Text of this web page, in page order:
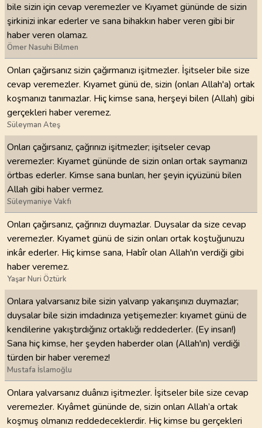
bile sizin için cevap veremezler ve Kıyamet gününde de sizin
şirkinizi inkar ederler ve sana bihakkın haber veren gibi bir
haber veren olamaz.
Ömer Nasuhi Bilmen
Onları çağırsanız sizin çağırmanızı işitmezler. İşitseler bile size
cevap veremezler. Kıyamet günü de, sizin (onları Allah'a) ortak
koşmanızı tanımazlar. Hiç kimse sana, herşeyi bilen (Allah) gibi
gerçekleri haber veremez.
Süleyman Ateş
Onları çağırsanız, çağrınızı işitmezler; işitseler cevap
veremezler: Kıyamet gününde de sizin onları ortak saymanızı
örtbas ederler. Kimse sana bunları, her şeyin içyüzünü bilen
Allah gibi haber vermez.
Süleymaniye Vakfı
Onları çağırsanız, çağrınızı duymazlar. Duysalar da size cevap
veremezler. Kıyamet günü de sizin onları ortak koştuğunuzu
inkâr ederler. Hiç kimse sana, Habîr olan Allah'ın verdiği gibi
haber veremez.
Yaşar Nuri Öztürk
Onlara yalvarsanız bile sizin yalvarıp yakarışınızı duymazlar;
duysalar bile sizin imdadınıza yetişemezler: kıyamet günü de
kendilerine yakıştırdığınız ortaklığı reddederler. (Ey insan!)
Sana hiç kimse, her şeyden haberder olan (Allah'ın) verdiği
türden bir haber veremez!
Mustafa İslamoğlu
Onlara yalvarsanız duânızı işitmezler. İşitseler bile size cevap
veremezler. Kıyâmet gününde de, sizin onları Allah’a ortak
koşmuş olmanızı reddedeceklerdir. Hiç kimse bu gerçekleri